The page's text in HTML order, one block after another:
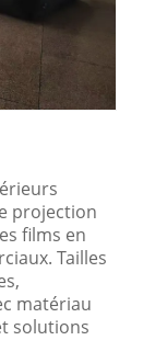
projection
films en
Tailles
matériau
solutions